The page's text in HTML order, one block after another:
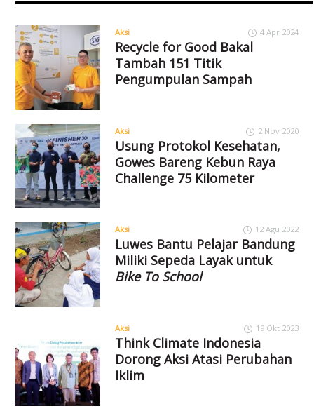
Aksi 4 Apr 2024
Recycle for Good Bakal
Tambah 151 Titik
Pengumpulan Sampah
Aksi 2 Nov 2020
Usung Protokol Kesehatan,
Gowes Bareng Kebun Raya
Challenge 75 Kilometer
Aksi 12 Agu 2022
Luwes Bantu Pelajar Bandung
Miliki Sepeda Layak untuk
Bike To School
Aksi 19 Okt 2023
Think Climate Indonesia
Dorong Aksi Atasi Perubahan
Iklim